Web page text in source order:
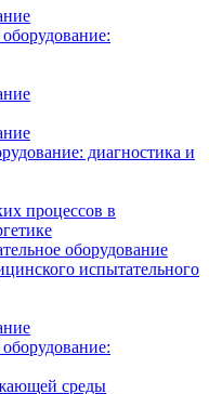
диагностика и
процессов в
оборудование
испытательного
среды